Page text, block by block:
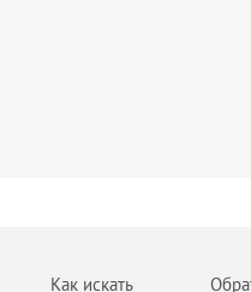
Как искать